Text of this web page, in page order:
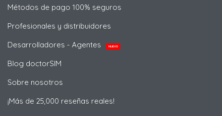
Métodos de pago 100% seguros
Profesionales y distribuidores
Desarrolladores - Agentes
NUEVO
Blog doctorSIM
Sobre nosotros
¡Más de 25,000 reseñas reales!